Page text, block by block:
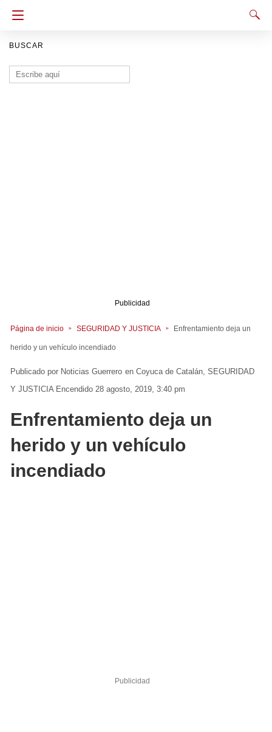
BUSCAR
Buscar:
Publicidad
Página de inicio SEGURIDAD Y JUSTICIA Enfrentamiento deja un
herido y un vehículo incendiado
Noticias Guerrero en Coyuca de Catalán SEGURIDAD
Y JUSTICIA Encendido 28 agosto, 2019, 3:40 pm
Enfrentamiento deja un
herido y un vehículo
incendiado
Publicidad